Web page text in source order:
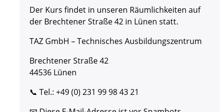
Der Kurs findet in unseren Räumlichkeiten auf
der Brechtener Straße 42 in Lünen statt.
TAZ GmbH – Technisches Ausbildungszentrum
Brechtener Straße 42
44536 Lünen
📞 Tel.: +49 (0) 231 99 98 43 21